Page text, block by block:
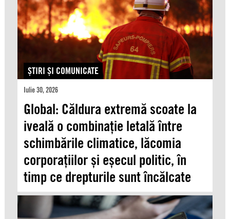
ŞTIRI ŞI COMUNICATE
Iulie 30, 2026
Global: Căldura extremă scoate la
iveală o combinație letală între
schimbările climatice, lăcomia
corporațiilor și eșecul politic, în
timp ce drepturile sunt încălcate